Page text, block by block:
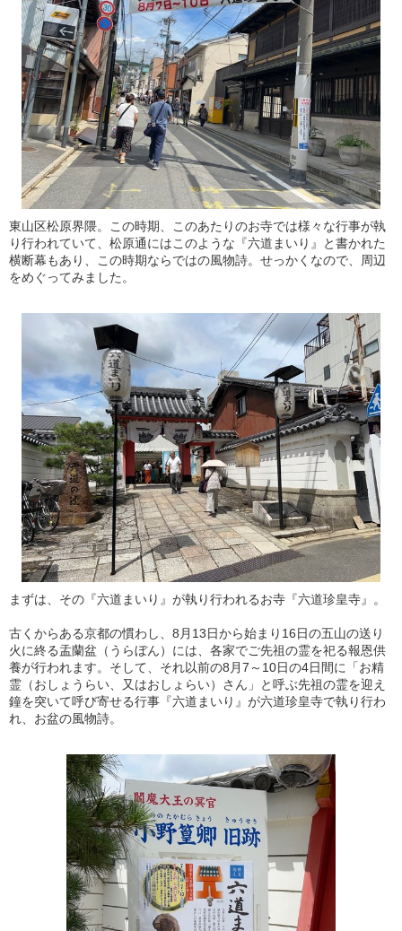
東山区松原界隈。この時期、このあたりのお寺では様々な行事が執
り行われていて、松原通にはこのような『六道まいり』と書かれた
横断幕もあり、この時期ならではの風物詩。せっかくなので、周辺
をめぐってみました。
まずは、その『六道まいり』が執り行われるお寺『六道珍皇寺』。
古くからある京都の慣わし、8月13日から始まり16日の五山の送り
火に終る盂蘭盆（うらぼん）には、各家でご先祖の霊を祀る報恩供
養が行われます。そして、それ以前の8月7～10日の4日間に「お精
霊（おしょうらい、又はおしょらい）さん」と呼ぶ先祖の霊を迎え
鐘を突いて呼び寄せる行事『六道まいり』が六道珍皇寺で執り行わ
れ、お盆の風物詩。